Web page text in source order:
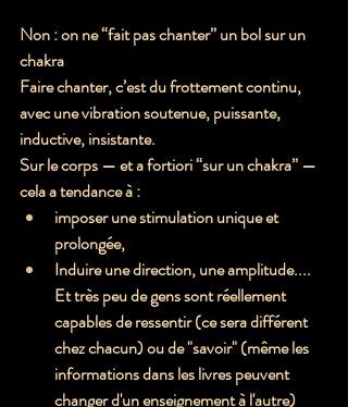
Non : on ne “fait pas chanter” un bol sur un
chakra
Faire chanter, c’est du frottement continu,
avec une vibration soutenue, puissante,
inductive, insistante.
Sur le corps — et a fortiori “sur un chakra” —
cela a tendance à :
imposer une stimulation unique et
prolongée,
Induire une direction, une amplitude....
Et très peu de gens sont réellement
capables de ressentir (ce sera différent
chez chacun) ou de "savoir" (même les
informations dans les livres peuvent
changer d'un enseignement à l'autre)